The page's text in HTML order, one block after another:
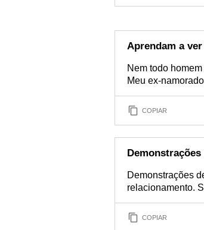
Aprendam a
Nem todo
Meu ex-
COPIAR
Demonstrações
Demonstrações
relacionamento.
COPIAR